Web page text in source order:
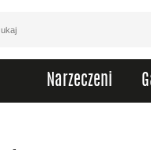
Narzeczeni